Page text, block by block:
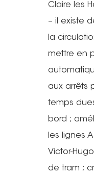
Claire les
– il existe
la
mettre en
aux arrêts
temps
bord ;
les lignes
Victor-
de tram ;